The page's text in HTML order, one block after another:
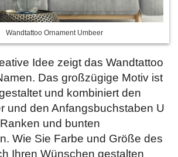
Wandtattoo Ornament Umbeer
Idee zeigt das Wandtattoo
Das großzügige Motiv ist
und kombiniert den
und den Anfangsbuchstaben U
und bunten
Wie Sie Farbe und Größe des
Ihren Wünschen gestalten